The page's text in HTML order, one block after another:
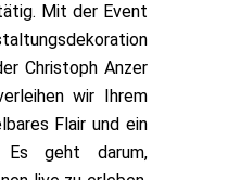
Mit der Event
Christoph Anzer
wir Ihrem
Flair und ein
Es geht darum,